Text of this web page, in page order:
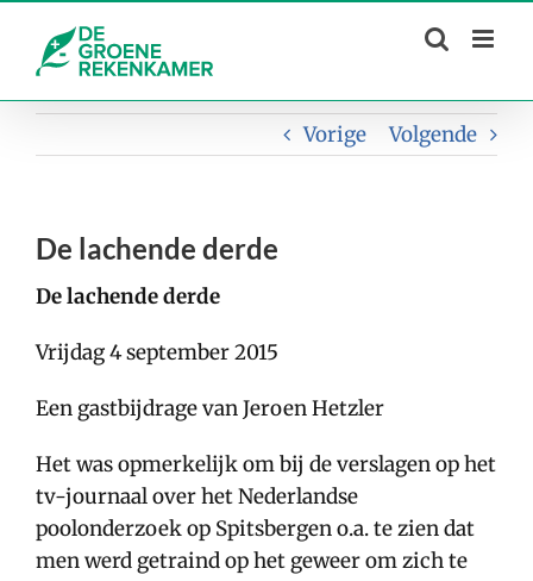
content
Vorige Volgende
De lachende derde
De lachende derde
Vrijdag 4 september 2015
Een gastbijdrage van Jeroen Hetzler
Het was opmerkelijk om bij de verslagen op het
tv-journaal over het Nederlandse
poolonderzoek op Spitsbergen o.a. te zien dat
men werd getraind op het geweer om zich te